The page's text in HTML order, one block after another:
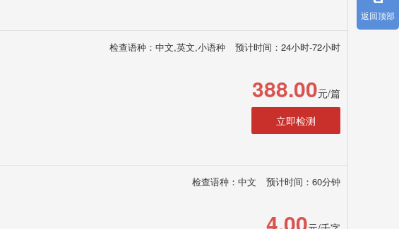
检查语种：中文,英文,小语种 预计时间：24小时-72小时
388.00元/篇
立即检测
检查语种：中文 预计时间：60分钟
返回顶部